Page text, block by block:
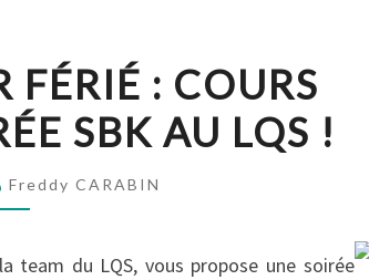
DE
JOUR
FÉRIÉ
:
KIZOMBA
FÉRIÉ : COURS
SBK AU LQS !
Freddy CARABIN
team du LQS, vous propose une soirée